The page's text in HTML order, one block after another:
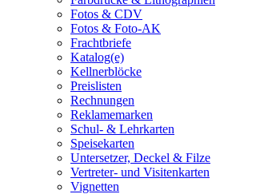
Fotos & CDV
Fotos & Foto-AK
Frachtbriefe
Katalog(e)
Kellnerblöcke
Preislisten
Rechnungen
Reklamemarken
Schul- & Lehrkarten
Speisekarten
Untersetzer, Deckel & Filze
Vertreter- und Visitenkarten
Vignetten